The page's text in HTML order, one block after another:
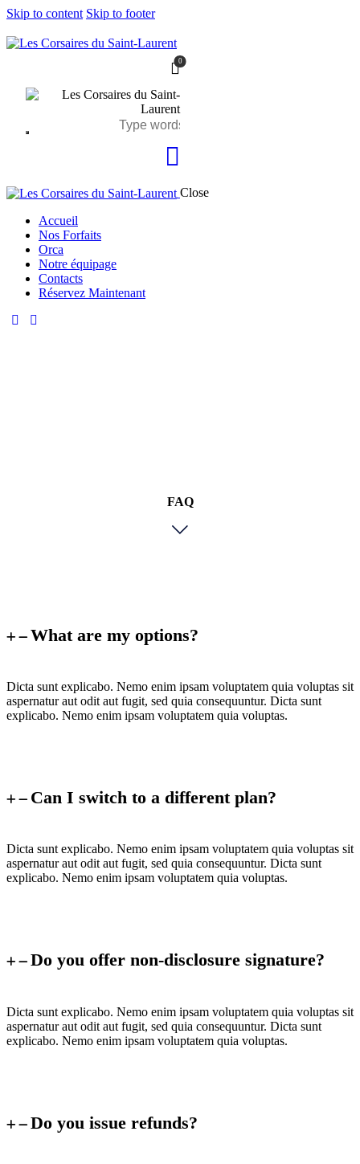
Skip to content Skip to footer
0
Close
Accueil
Nos Forfaits
Orca
Notre équipage
Contacts
Réservez Maintenant
FAQ
What are my options?
Dicta sunt explicabo. Nemo enim ipsam voluptatem quia voluptas sit
aspernatur aut odit aut fugit, sed quia consequuntur. Dicta sunt
explicabo. Nemo enim ipsam voluptatem quia voluptas.
Can I switch to a different plan?
Dicta sunt explicabo. Nemo enim ipsam voluptatem quia voluptas sit
aspernatur aut odit aut fugit, sed quia consequuntur. Dicta sunt
explicabo. Nemo enim ipsam voluptatem quia voluptas.
Do you offer non-disclosure signature?
Dicta sunt explicabo. Nemo enim ipsam voluptatem quia voluptas sit
aspernatur aut odit aut fugit, sed quia consequuntur. Dicta sunt
explicabo. Nemo enim ipsam voluptatem quia voluptas.
Do you issue refunds?